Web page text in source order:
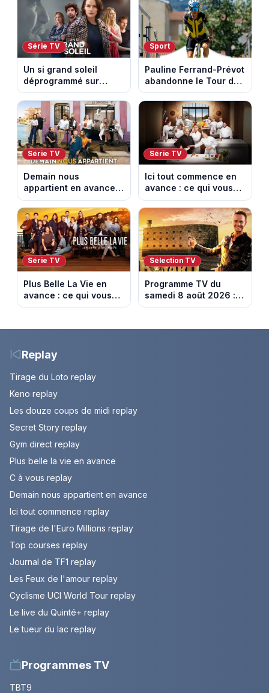
les archéologues
Série TV
Un si grand soleil
déprogrammé sur
France 3 : cinq
épisodes inédits
diffusés le 13 août
Sport
Pauline Ferrand-Prévot
abandonne le Tour de
France Femmes avant
la 8e étape
Série TV
Demain nous
appartient en avance :
ce qui vous attend la
semaine du 10 au 14
août 2026 (spoiler)
Série TV
Ici tout commence en
avance : ce qui vous
attend la semaine du
10 au 14 août 2026
(spoiler)
Série TV
Plus Belle La Vie en
avance : ce qui vous
attend la semaine du
(spoiler)
Sélection TV
Programme TV du
samedi 8 août 2026 :
notre sélection pour
Replay
Tirage du Loto replay
Keno replay
Les douze coups de midi replay
Secret Story replay
Gym direct replay
Plus belle la vie en avance
C à vous replay
Demain nous appartient en avance
Ici tout commence replay
Tirage de l'Euro Millions replay
Top courses replay
Journal de TF1 replay
Les Feux de l'amour replay
Cyclisme UCI World Tour replay
Le live du Quinté+ replay
Le tueur du lac replay
Programmes TV
TBT9